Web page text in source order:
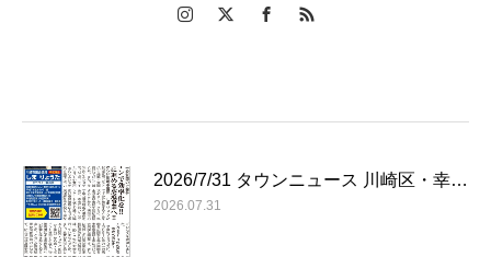
2026/7/31 タウンニュース 川崎区・幸…
2026.07.31